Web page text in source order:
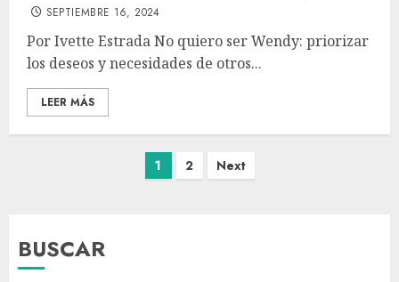
SEPTIEMBRE 16, 2024
Por Ivette Estrada No quiero ser Wendy: priorizar
los deseos y necesidades de otros...
LEER MÁS
1 2 Next
BUSCAR